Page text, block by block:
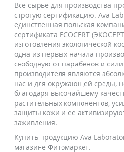
Все сырье для производства
строгую сертификацию. Ava
единственная польская
сертификата ECOCERT
изготовления экологической
одна из первых начала
свободную от парабенов и
производителя являются
нас и для окружающей среды,
благодаря высочайшему
растительных компонентов,
защиты кожи и ее
заживления.
Купить продукцию Ava
магазине Фитомаркет.